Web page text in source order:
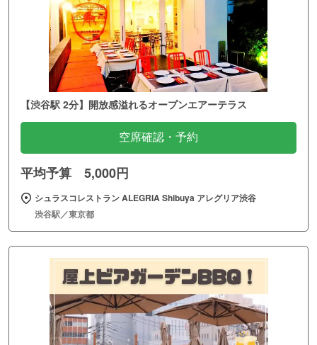
【渋谷駅 2分】開放感溢れるオープンエアーテラス
空席確認・予約
平均予算 5,000円
シュラスコレストラン ALEGRIA Shibuya アレグリア渋谷
渋谷駅／東京都